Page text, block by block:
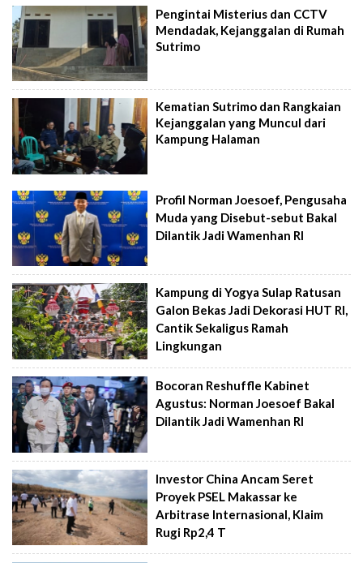
Pengintai Misterius dan CCTV
Mendadak, Kejanggalan di Rumah
Sutrimo
Kematian Sutrimo dan Rangkaian
Kejanggalan yang Muncul dari
Kampung Halaman
Profil Norman Joesoef, Pengusaha
Muda yang Disebut-sebut Bakal
Dilantik Jadi Wamenhan RI
Kampung di Yogya Sulap Ratusan
Galon Bekas Jadi Dekorasi HUT RI,
Cantik Sekaligus Ramah
Lingkungan
Bocoran Reshuffle Kabinet
Agustus: Norman Joesoef Bakal
Dilantik Jadi Wamenhan RI
Investor China Ancam Seret
Proyek PSEL Makassar ke
Arbitrase Internasional, Klaim
Rugi Rp2,4 T